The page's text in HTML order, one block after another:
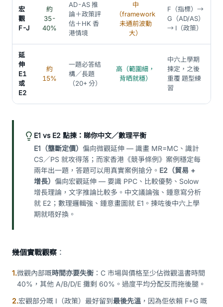
宏
觀
F-J
約
35-
40%
AD-AS 推
論＋政策評
估＋HK 香
港情境
中
（framework
未通前波動
大）
F（指標）→
G（AD/AS）
→ I（政策）
延
伸
E1
或
E2
約
15%
一題必答結
構／長題
（20+ 分）
高（範圍細，
背晒就穩）
中六上學期
揀定，之後
重覆 題型練
習
E1 vs E2 點揀：睇你中文／數理平衡
E1（壟斷定價） 偏向微觀延伸 — 識畫 MR=MC、識計
CS／PS 就攻得落；而家香港《競爭條例》案例穩定每
兩年出一題，答題可以用真實案例搶分。 E2（貿易 +
增長） 偏向宏觀延伸 — 要識 PPC、比較優勢、Solow
增長理論，文字推論比較多。中文議論強、鍾意寫分析
就 E2；數理邏輯強、鍾意畫圖就 E1。揀咗後中六上學
期就唔好換。
幾個實戰觀察 ：
1.微觀內部嘅時間亦要失衡 ：C 市場與價格至少佔微觀溫書時間
40%，其他 A/B/D/E 攤剩 60%。過度平均分配反而拖後腿。
2.宏觀部分嘅 I（政策）最好留到最後先溫 ，因為佢依賴 F+G 嘅